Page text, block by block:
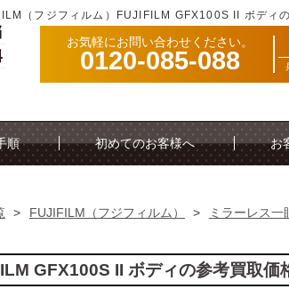
（フジフィルム）FUJIFILM GFX100S II ボディ
お気軽にお問い合わせください。
0120-085-088
順 初めてのお客様へ お
> FUJIFILM（フジフィルム） > ミラーレス一
GFX100S II ボディの参考買取価